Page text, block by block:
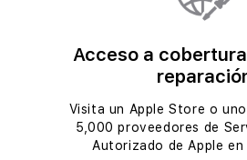
Acceso a
Visita un Apple Store o
5,000 proveedores de
Autorizado de Apple en